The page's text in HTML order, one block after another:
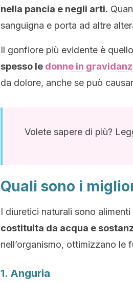
nella pancia e negli arti.
sanguigna e porta ad altre
Il gonfiore più evidente è
spesso le donne in
da dolore, anche se può
Volete sapere di più?
Quali sono i
I diuretici naturali sono
costituita da acqua e
nell’organismo, ottimizzano le
1. Anguria